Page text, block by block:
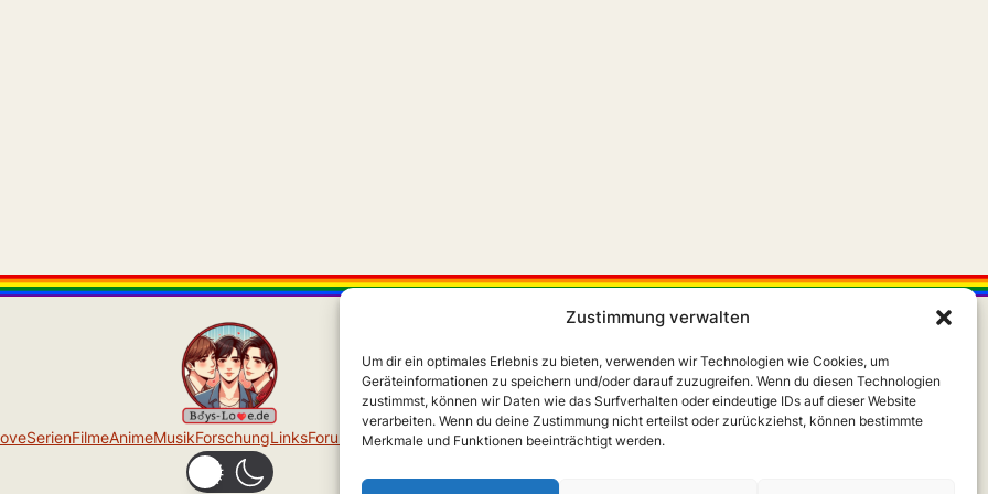
Zustimmung verwalten
Um dir ein optimales Erlebnis zu bieten, verwenden wir Technologien wie Cookies, um
Geräteinformationen zu speichern und/oder darauf zuzugreifen. Wenn du diesen Technologien
zustimmst, können wir Daten wie das Surfverhalten oder eindeutige IDs auf dieser Website
verarbeiten. Wenn du deine Zustimmung nicht erteilst oder zurückziehst, können bestimmte
Merkmale und Funktionen beeinträchtigt werden.
SerienFilmeAnimeMusikForschungLinksForum Über unsImpressumX Instagram